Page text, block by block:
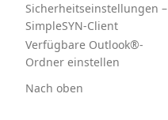
Sicherheitseinstellungen –
SimpleSYN-Client
Verfügbare Outlook®-
Ordner einstellen
Nach oben